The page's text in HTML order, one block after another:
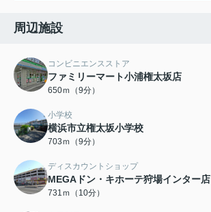
周辺施設
コンビニエンスストア
ファミリーマート小浦権太坂店
650ｍ（9分）
小学校
横浜市立権太坂小学校
703ｍ（9分）
ディスカウントショップ
MEGAドン・キホーテ狩場インター店
731ｍ（10分）